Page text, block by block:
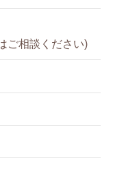
ご相談ください)